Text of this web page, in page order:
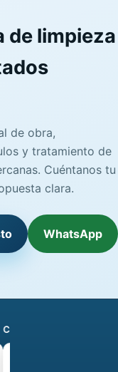
de limpieza
de obra,
y tratamiento de
Cuéntanos tu
clara.
WhatsApp
COLABORAMOS CON: